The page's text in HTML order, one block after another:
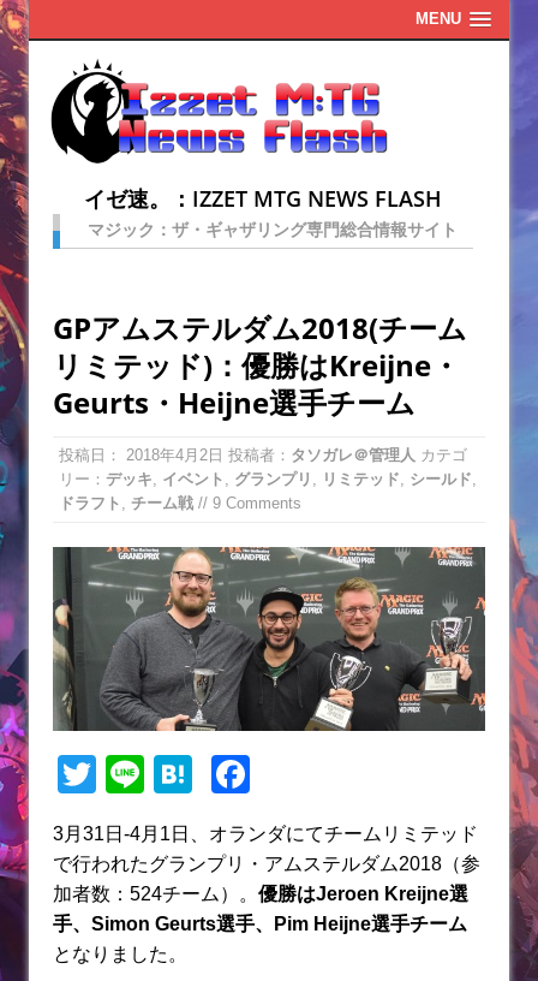
MENU
イゼ速。：IZZET MTG NEWS FLASH
マジック：ザ・ギャザリング専門総合情報サイト
GPアムステルダム2018(チーム
リミテッド)：優勝はKreijne・
Geurts・Heijne選手チーム
投稿日： 2018年4月2日 投稿者： タソガレ＠管理人 カテゴ
リー： デッキ イベント グランプリ リミテッド シールド
ドラフト
チーム戦 // 9 Comments
T
itt
er
Li
e
H
e
n
a
c
e
b
3月31日-4月1日、オランダにてチームリミテッド
で行われたグランプリ・アムステルダム2018（参
加者数：524チーム）。 優勝はJeroen Kreijne選
手、Simon Geurts選手、Pim Heijne選手チーム
となりました。